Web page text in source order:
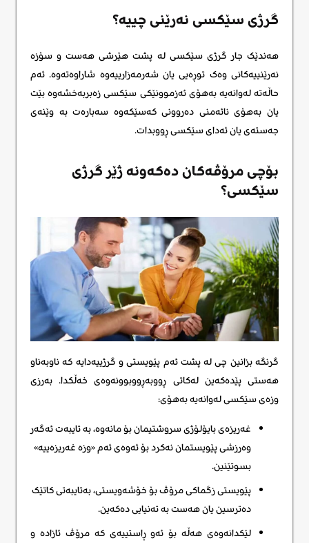
گرژی سێکسی نەرێنی چییە؟
هەندێک جار گرژی سێکسی لە پشت هێرشی هەست و سۆزە
نەرێنییەکانی وەک توڕەیی یان شەرمەزارییەوە شاراوەتەوە. ئەم
حاڵەتە لەوانەیە بەهۆی ئەزموونێکی سێکسی زەبربەخشەوە بێت
یان بەهۆی نائەمنی دەروونی کەسێکەوە سەبارەت بە وێنەی
جەستەی یان ئەدای سێکسی ڕووبدات.
بۆچی مرۆڤەکان دەکەونه ژێر گرژی
سێکسی؟
گرنگە بزانین چی لە پشت ئەم پێویستی و گرژییەدایە کە ناوبەناو
هەستی پێدەکەین لەکاتی ڕووبەڕووبوونەوەی خەڵکدا. بەرزی
وزەی سێکسی لەوانەیە بەهۆی:
غەریزەی بایۆلۆژی سروشتیمان بۆ مانەوە، بە تایبەت ئەگەر
وەرزشی پێویستمان نەکرد بۆ ئەوەی ئەم «وزە غەریزەییە»
بسوتێنین.
پێویستی زگماکی مرۆڤ بۆ خۆشەویستی، بەتایبەتی کاتێک
دەترسین یان هەست بە تەنیایی دەکەین.
لێکدانەوەی هەڵە بۆ ئەو ڕاستییەی کە مرۆڤ ئازادە و